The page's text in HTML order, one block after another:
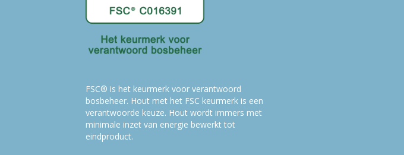
FSC® is het keurmerk voor verantwoord
bosbeheer. Hout met het FSC keurmerk is een
verantwoorde keuze. Hout wordt immers met
minimale inzet van energie bewerkt tot
eindproduct.